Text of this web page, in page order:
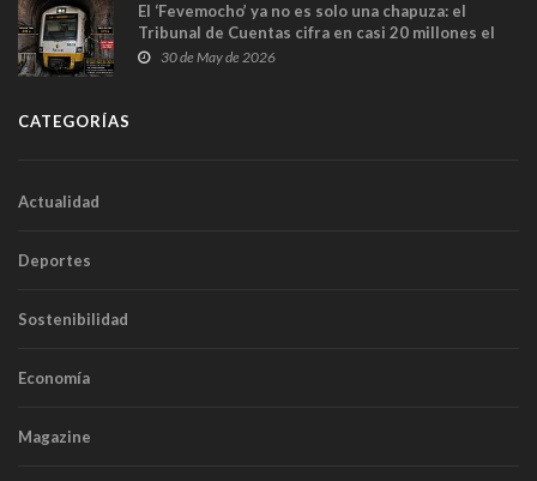
El ‘Fevemocho’ ya no es solo una chapuza: el
Tribunal de Cuentas cifra en casi 20 millones el
sobrecoste de los trenes que no cabían por los
30 de May de 2026
CATEGORÍAS
Actualidad
Deportes
Sostenibilidad
Economía
Magazine